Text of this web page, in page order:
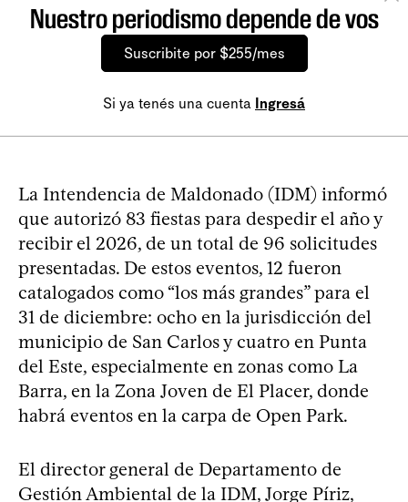
Nuestro periodismo depende de vos
Suscribite por $255/mes
Si ya tenés una cuenta Ingresá
La Intendencia de Maldonado (IDM) informó
que autorizó 83 fiestas para despedir el año y
recibir el 2026, de un total de 96 solicitudes
presentadas. De estos eventos, 12 fueron
catalogados como “los más grandes” para el
31 de diciembre: ocho en la jurisdicción del
municipio de San Carlos y cuatro en Punta
del Este, especialmente en zonas como La
Barra, en la Zona Joven de El Placer, donde
habrá eventos en la carpa de Open Park.
El director general de Departamento de
Gestión Ambiental de la IDM, Jorge Píriz,